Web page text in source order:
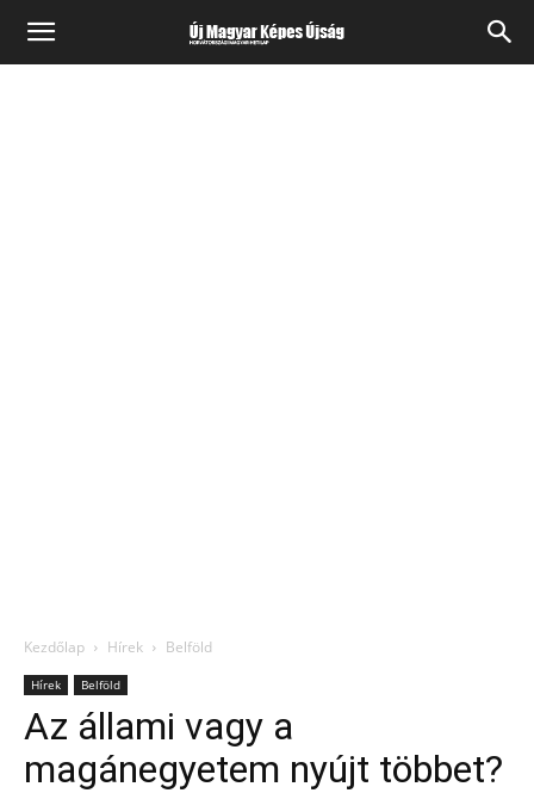
Kezdőlap Hírek Belföld
Hírek Belföld
Az állami vagy a
magánegyetem nyújt többet?